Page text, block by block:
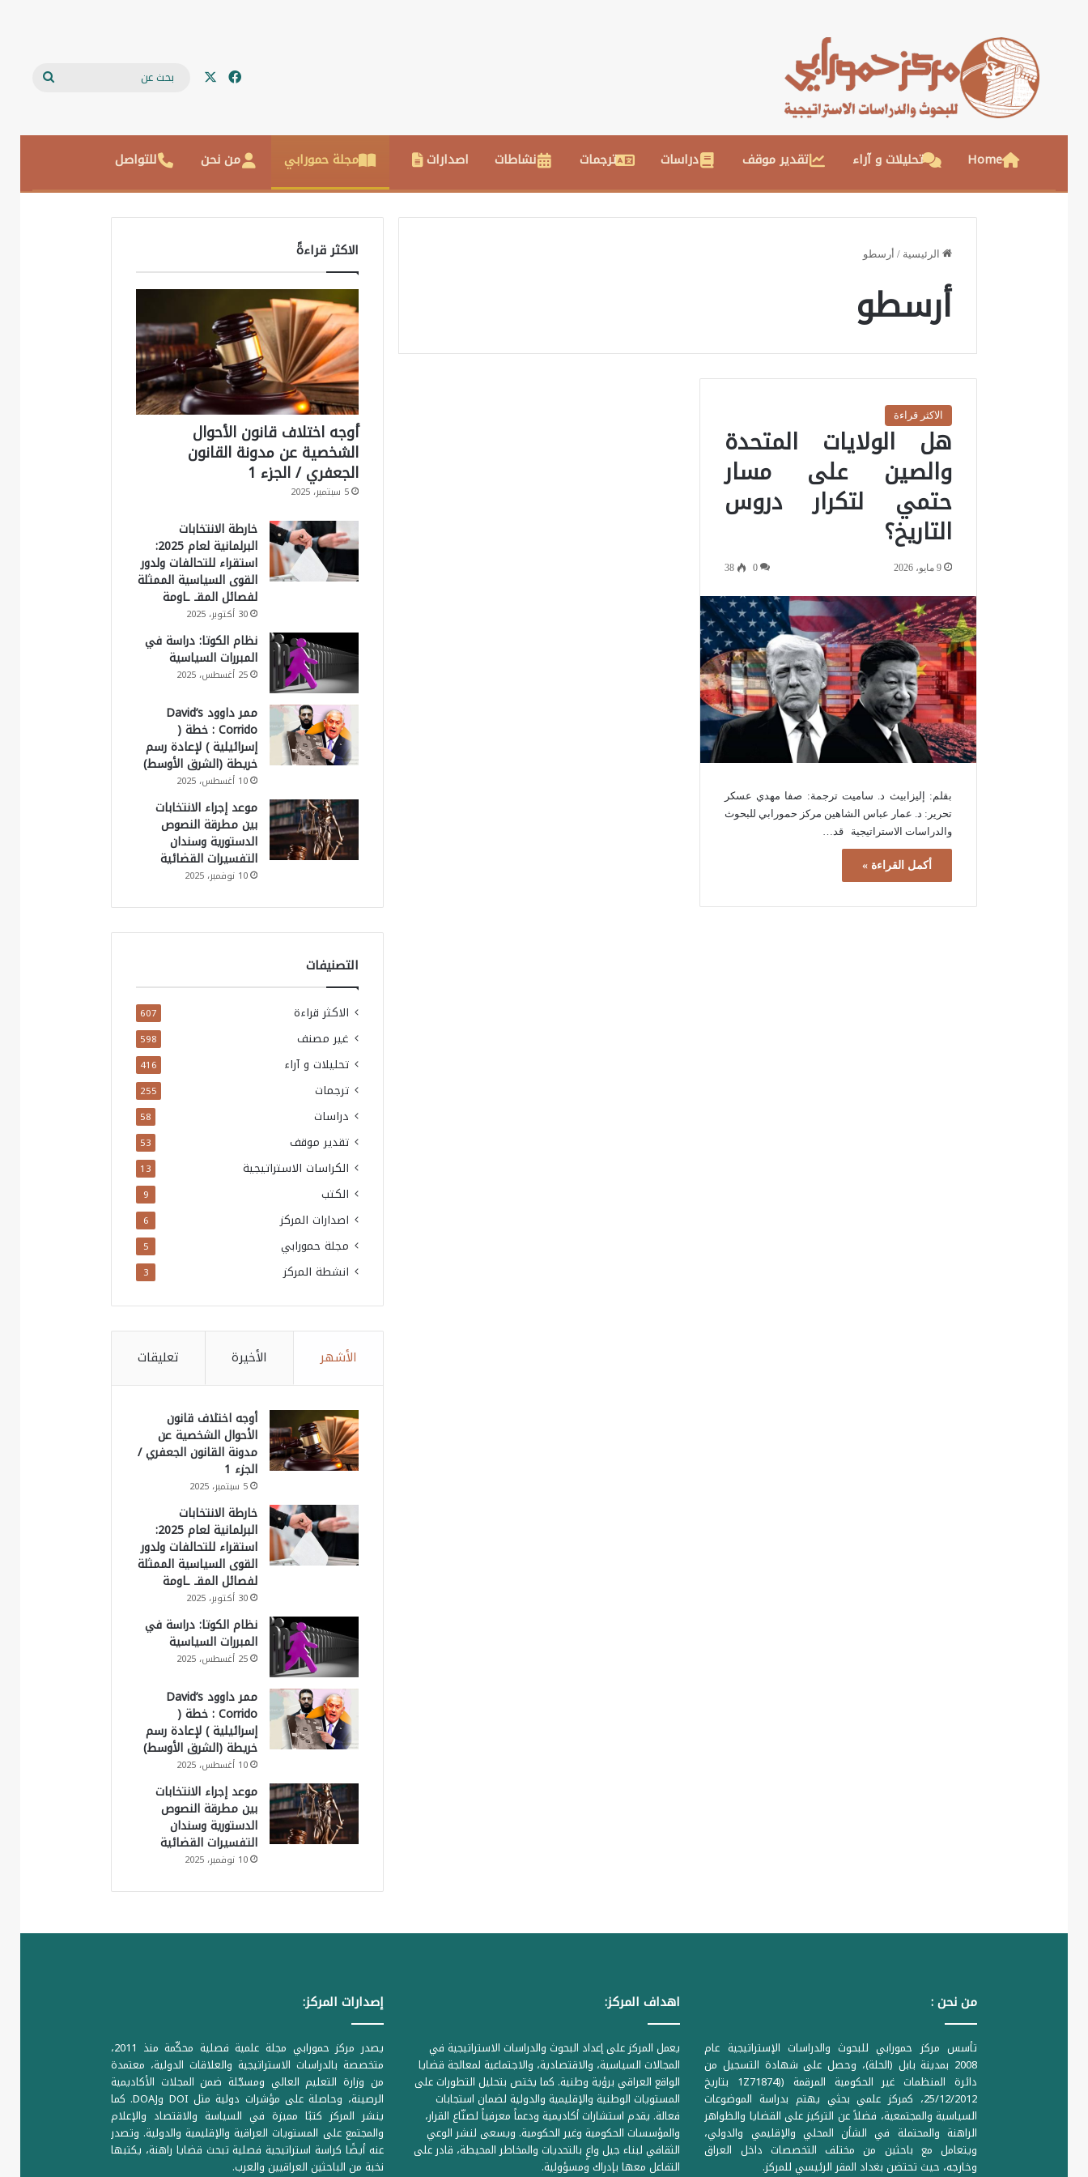
فيسبوك
Home تحليلات و آراء تقدير موقف دراسات ترجمات نشاطات اصدارات مجلة حمورابي من نحن للتواصل
الرئيسية / أرسطو
أرسطو
الاكثر قراءة
هل الولايات المتحدة
والصين على مسار
حتمي لتكرار دروس
التاريخ؟
9 مايو، 2026 0
38
بقلم: إليزابيث د. ساميت ترجمة: صفا مهدي عسكر
تحرير: د. عمار عباس الشاهين مركز حمورابي للبحوث
والدراسات الاستراتيجية قد…
أكمل القراءة »
الاكثر قراءةً
أوجه اختلاف قانون الأحوال
الشخصية عن مدونة القانون
الجعفري / الجزء 1
5 سبتمبر، 2025
خارطة الانتخابات
البرلمانية لعام 2025:
استقراء للتحالفات ولدور
القوى السياسية الممثلة
لفصائل المقـ ـاومة
30 أكتوبر، 2025
نظام الكوتا: دراسة في
المبررات السياسية
25 أغسطس، 2025
ممر داوود David’s
Corrido : خطة (
إسرائيلية ) لإعادة رسم
خريطة (الشرق الأوسط)
10 أغسطس، 2025
موعد إجراء الانتخابات
بين مطرقة النصوص
الدستورية وسندان
التفسيرات القضائية
10 نوفمبر، 2025
التصنيفات
الاكثر قراءة 607
غير مصنف 598
تحليلات و آراء 416
ترجمات 255
دراسات 58
تقدير موقف 53
الكراسات الاستراتيجية 13
الكتب 9
اصدارات المركز 6
مجلة حمورابي 5
انشطة المركز 3
الأشهر الأخيرة تعليقات
أوجه اختلاف قانون
الأحوال الشخصية عن
مدونة القانون الجعفري /
الجزء 1
5 سبتمبر، 2025
خارطة الانتخابات
البرلمانية لعام 2025:
استقراء للتحالفات ولدور
القوى السياسية الممثلة
لفصائل المقـ ـاومة
30 أكتوبر، 2025
نظام الكوتا: دراسة في
المبررات السياسية
25 أغسطس، 2025
ممر داوود David’s
Corrido : خطة (
إسرائيلية ) لإعادة رسم
خريطة (الشرق الأوسط)
10 أغسطس، 2025
موعد إجراء الانتخابات
بين مطرقة النصوص
الدستورية وسندان
التفسيرات القضائية
10 نوفمبر، 2025
من نحن :
تأسس مركز حمورابي للبحوث والدراسات الإستراتيجية عام
2008 بمدينة بابل (الحلة)، وحصل على شهادة التسجيل من
دائرة المنظمات غير الحكومية المرقمة ((1Z71874 بتاريخ
25/12/2012، كمركز علمي بحثي يهتم بدراسة الموضوعات
السياسية والمجتمعية، فضلاً عن التركيز على القضايا والظواهر
الراهنة والمحتملة في الشأن المحلي والإقليمي والدولي،
ويتعامل مع باحثين من مختلف التخصصات داخل العراق
وخارجه، حيث تحتضن بغداد المقر الرئيسي للمركز.
اهداف المركز:
يعمل المركز على إعداد البحوث والدراسات الاستراتيجية في
المجالات السياسية، والاقتصادية، والاجتماعية لمعالجة قضايا
الواقع العراقي برؤية وطنية. كما يختص بتحليل التطورات على
المستويات الوطنية والإقليمية والدولية لضمان استجابات
فعالة. يقدم استشارات أكاديمية ودعماً معرفياً لصنّاع القرار،
والمؤسسات الحكومية وغير الحكومية. ويسعى لنشر الوعي
الثقافي لبناء جيل واعٍ بالتحديات والمخاطر المحيطة، قادر على
التفاعل معها بإدراك ومسؤولية.
إصدارات المركز:
يصدر مركز حمورابي مجلة علمية فصلية محكّمة منذ 2011،
متخصصة بالدراسات الاستراتيجية والعلاقات الدولية، معتمدة
من وزارة التعليم العالي ومسجّلة ضمن المجلات الأكاديمية
الرصينة، وحاصلة على مؤشرات دولية مثل DOI وDOAJ. كما
ينشر المركز كتبًا مميزة في السياسة والاقتصاد والإعلام
والمجتمع على المستويات العراقية والإقليمية والدولية. وتصدر
عنه أيضًا كراسة استراتيجية فصلية تبحث قضايا راهنة، يكتبها
نخبة من الباحثين العراقيين والعرب.